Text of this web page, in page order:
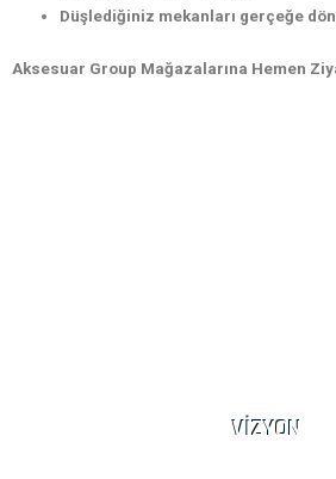
Düşlediğiniz mekanları gerçeğe
Aksesuar Group Mağazalarına Hemen
VİZYON